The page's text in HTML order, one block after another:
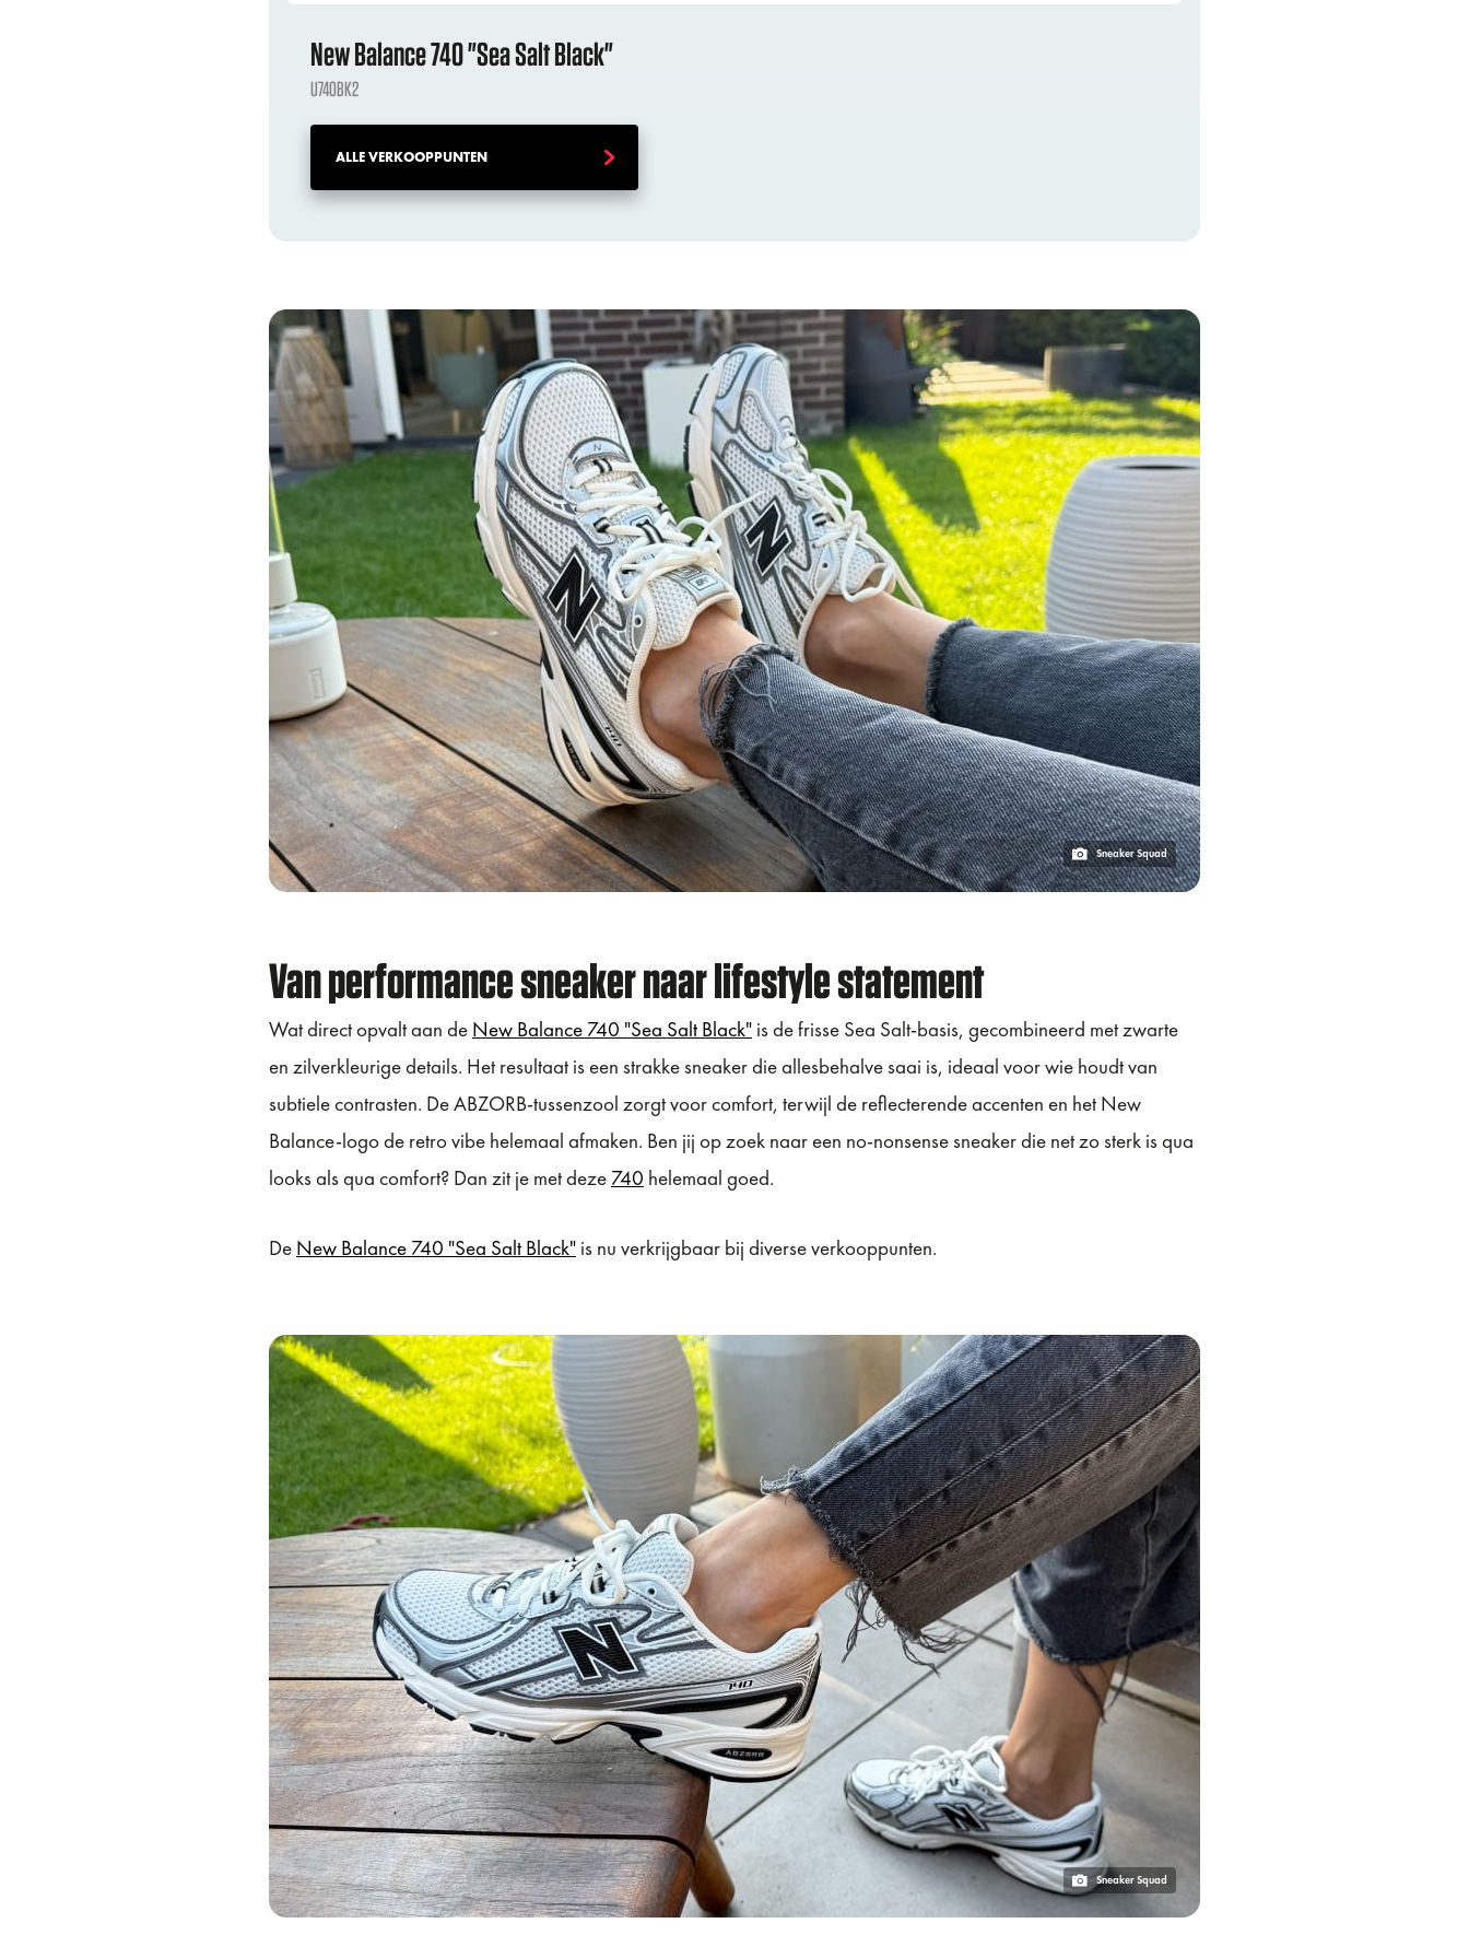
New Balance 740 "Sea Salt Black"
U740BK2
ALLE VERKOOPPUNTEN
Sneaker Squad
Van performance sneaker naar lifestyle statement
Wat direct opvalt aan de New Balance 740 "Sea Salt Black" is de frisse Sea Salt-basis, gecombineerd met zwarte
en zilverkleurige details. Het resultaat is een strakke sneaker die allesbehalve saai is, ideaal voor wie houdt van
subtiele contrasten. De ABZORB-tussenzool zorgt voor comfort, terwijl de reflecterende accenten en het New
Balance-logo de retro vibe helemaal afmaken. Ben jij op zoek naar een no-nonsense sneaker die net zo sterk is qua
looks als qua comfort? Dan zit je met deze 740 helemaal goed.
De New Balance 740 "Sea Salt Black" is nu verkrijgbaar bij diverse verkooppunten.
Sneaker Squad